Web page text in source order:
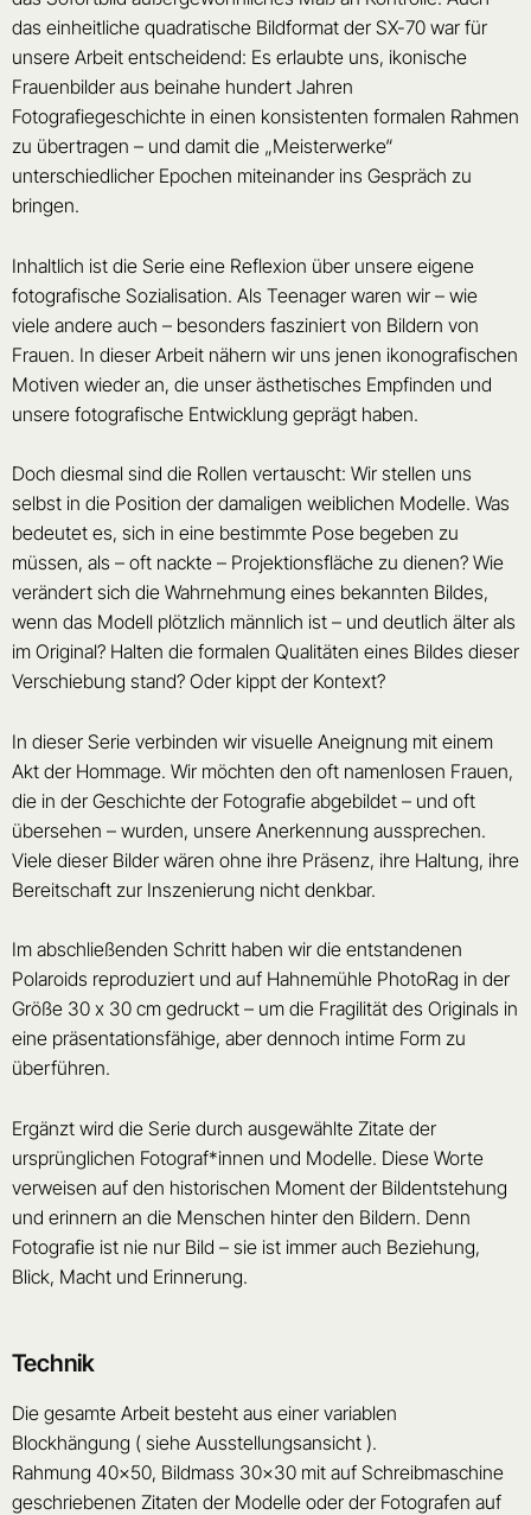
das einheitliche quadratische Bildformat der SX-70 war für
unsere Arbeit entscheidend: Es erlaubte uns, ikonische
Frauenbilder aus beinahe hundert Jahren
Fotografiegeschichte in einen konsistenten formalen Rahmen
zu übertragen – und damit die „Meisterwerke“
unterschiedlicher Epochen miteinander ins Gespräch zu
bringen.
Inhaltlich ist die Serie eine Reflexion über unsere eigene
fotografische Sozialisation. Als Teenager waren wir – wie
viele andere auch – besonders fasziniert von Bildern von
Frauen. In dieser Arbeit nähern wir uns jenen ikonografischen
Motiven wieder an, die unser ästhetisches Empfinden und
unsere fotografische Entwicklung geprägt haben.
Doch diesmal sind die Rollen vertauscht: Wir stellen uns
selbst in die Position der damaligen weiblichen Modelle. Was
bedeutet es, sich in eine bestimmte Pose begeben zu
müssen, als – oft nackte – Projektionsfläche zu dienen? Wie
verändert sich die Wahrnehmung eines bekannten Bildes,
wenn das Modell plötzlich männlich ist – und deutlich älter als
im Original? Halten die formalen Qualitäten eines Bildes dieser
Verschiebung stand? Oder kippt der Kontext?
In dieser Serie verbinden wir visuelle Aneignung mit einem
Akt der Hommage. Wir möchten den oft namenlosen Frauen,
die in der Geschichte der Fotografie abgebildet – und oft
übersehen – wurden, unsere Anerkennung aussprechen.
Viele dieser Bilder wären ohne ihre Präsenz, ihre Haltung, ihre
Bereitschaft zur Inszenierung nicht denkbar.
Im abschließenden Schritt haben wir die entstandenen
Polaroids reproduziert und auf Hahnemühle PhotoRag in der
Größe 30 x 30 cm gedruckt – um die Fragilität des Originals in
eine präsentationsfähige, aber dennoch intime Form zu
überführen.
Ergänzt wird die Serie durch ausgewählte Zitate der
ursprünglichen Fotograf*innen und Modelle. Diese Worte
verweisen auf den historischen Moment der Bildentstehung
und erinnern an die Menschen hinter den Bildern. Denn
Fotografie ist nie nur Bild – sie ist immer auch Beziehung,
Blick, Macht und Erinnerung.
Technik
Die gesamte Arbeit besteht aus einer variablen
Blockhängung ( siehe Ausstellungsansicht ).
Rahmung 40×50, Bildmass 30×30 mit auf Schreibmaschine
geschriebenen Zitaten der Modelle oder der Fotografen auf